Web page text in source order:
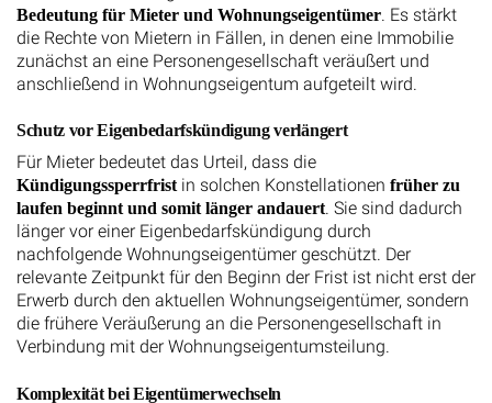
Bedeutung für Mieter und Wohnungseigentümer. Es stärkt
die Rechte von Mietern in Fällen, in denen eine Immobilie
zunächst an eine Personengesellschaft veräußert und
anschließend in Wohnungseigentum aufgeteilt wird.
Schutz vor Eigenbedarfskündigung verlängert
Für Mieter bedeutet das Urteil, dass die
Kündigungssperrfristin solchen Konstellationen früher zu
laufen beginnt und somit länger andauert. Sie sind dadurch
länger vor einer Eigenbedarfskündigung durch
nachfolgende Wohnungseigentümer geschützt. Der
relevante Zeitpunkt für den Beginn der Frist ist nicht erst der
Erwerb durch den aktuellen Wohnungseigentümer, sondern
die frühere Veräußerung an die Personengesellschaft in
Verbindung mit der Wohnungseigentumsteilung.
Komplexität bei Eigentümerwechseln